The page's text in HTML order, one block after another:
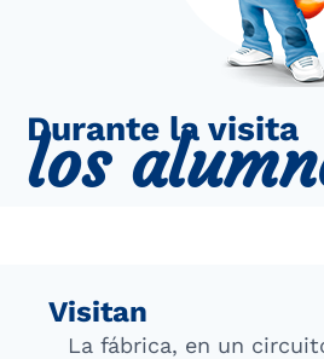
Durante la visita
los
Visitan
La fábrica, en un